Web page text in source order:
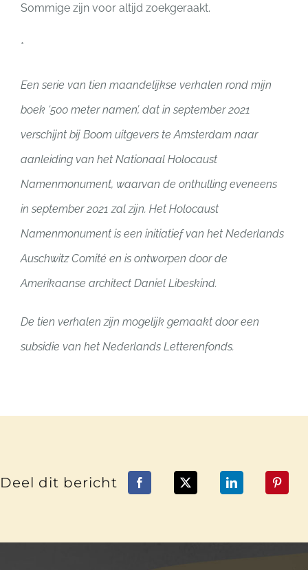
Sommige zijn voor altijd zoekgeraakt.
*
Een serie van tien maandelijkse verhalen rond mijn
boek ‘500 meter namen’, dat in september 2021
verschijnt bij Boom uitgevers te Amsterdam naar
aanleiding van het Nationaal Holocaust
Namenmonument, waarvan de onthulling eveneens
in september 2021 zal zijn. Het Holocaust
Namenmonument is een initiatief van het Nederlands
Auschwitz Comité en is ontworpen door de
Amerikaanse architect Daniel Libeskind.
De tien verhalen zijn mogelijk gemaakt door een
subsidie van het Nederlands Letterenfonds.
Deel dit bericht